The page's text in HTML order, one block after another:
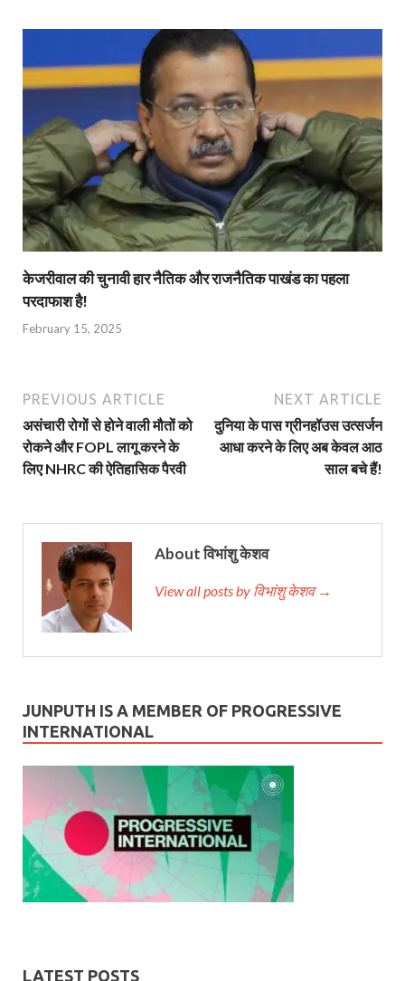
केजरीवाल की चुनावी हार नैतिक और राजनैतिक पाखंड का पहला
परदाफाश है!
February 15, 2025
PREVIOUS ARTICLE
असंचारी रोगों से होने वाली मौतों को
रोकने और FOPL लागू करने के
लिए NHRC की ऐतिहासिक पैरवी
NEXT ARTICLE
दुनिया के पास ग्रीनहॉउस उत्सर्जन
आधा करने के लिए अब केवल आठ
साल बचे हैं!
About विभांशु केशव
View all posts by विभांशु केशव →
JUNPUTH IS A MEMBER OF PROGRESSIVE
INTERNATIONAL
LATEST POSTS